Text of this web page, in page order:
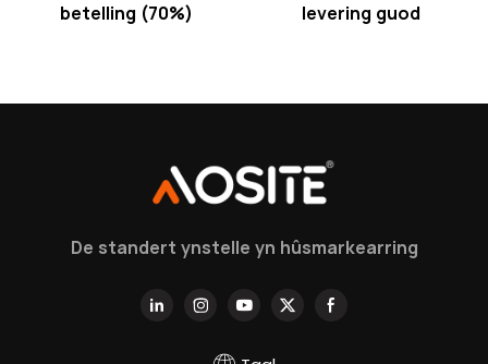
betelling (70%)
levering guod
De standert ynstelle yn hûsmarkearring